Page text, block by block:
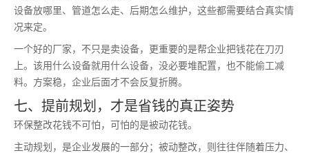
设备放哪里、管道怎么走、后期怎么维护，这些都需要结合真实情
况来定。
一个好的厂家，不只是卖设备，更重要的是帮企业把钱花在刀刃
上。该用什么设备就用什么设备，没必要堆配置，也不能偷工减
料。方案稳，企业后面才不会反复折腾。
七、提前规划，才是省钱的真正姿势
环保整改花钱不可怕，可怕的是被动花钱。
主动规划，是企业发展的一部分；被动整改，则往往伴随着压力、